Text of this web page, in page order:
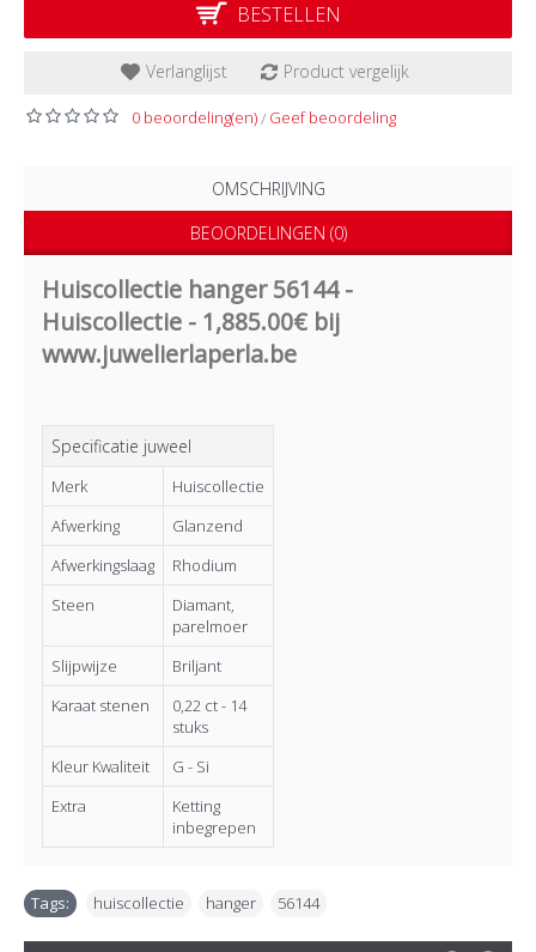
BESTELLEN
Verlanglijst Product vergelijk
0 beoordeling(en)/ Geef beoordeling
OMSCHRIJVING
BEOORDELINGEN (0)
Huiscollectie hanger 56144 -
Huiscollectie - 1,885.00€ bij
www.juwelierlaperla.be
Specificatie juweel
Merk
Huiscollectie
Afwerking
Glanzend
Afwerkingslaag
Rhodium
Steen
Diamant,
parelmoer
Slijpwijze
Briljant
Karaat stenen
0,22 ct - 14
stuks
Kleur Kwaliteit
G - Si
Extra
Ketting
inbegrepen
Tags: huiscollectie hanger 56144